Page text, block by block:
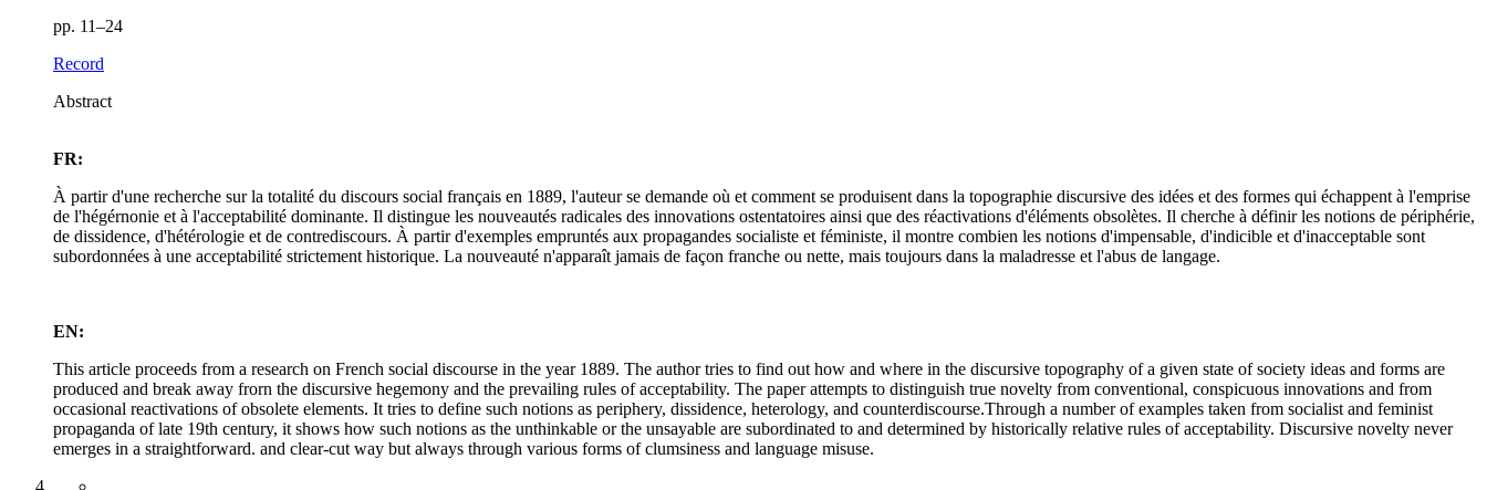
pp. 11–24
Record
Abstract
FR:
À partir d'une recherche sur la totalité du discours social français en 1889, l'auteur se demande où et comment se produisent dans la topographie discursive des idées et des formes qui échappent à l'emprise
de l'hégérnonie et à l'acceptabilité dominante. Il distingue les nouveautés radicales des innovations ostentatoires ainsi que des réactivations d'éléments obsolètes. Il cherche à définir les notions de périphérie,
de dissidence, d'hétérologie et de contrediscours. À partir d'exemples empruntés aux propagandes socialiste et féministe, il montre combien les notions d'impensable, d'indicible et d'inacceptable sont
subordonnées à une acceptabilité strictement historique. La nouveauté n'apparaît jamais de façon franche ou nette, mais toujours dans la maladresse et l'abus de langage.
EN:
This article proceeds from a research on French social discourse in the year 1889. The author tries to find out how and where in the discursive topography of a given state of society ideas and forms are
produced and break away frorn the discursive hegemony and the prevailing rules of acceptability. The paper attempts to distinguish true novelty from conventional, conspicuous innovations and from
occasional reactivations of obsolete elements. It tries to define such notions as periphery, dissidence, heterology, and counterdiscourse.Through a number of examples taken from socialist and feminist
propaganda of late 19th century, it shows how such notions as the unthinkable or the unsayable are subordinated to and determined by historically relative rules of acceptability. Discursive novelty never
emerges in a straightforward. and clear-cut way but always through various forms of clumsiness and language misuse.